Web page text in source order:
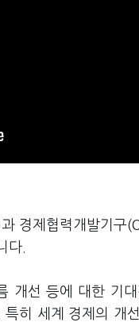
경제협력개발기구
다.
개선 등에 대한 기
히 세계 경제의 개